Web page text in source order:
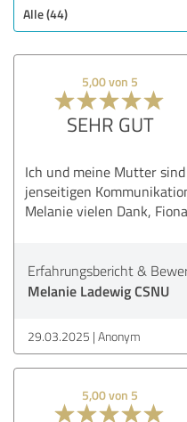
Qualität
Nutzen
Ausführung
Alle (44)
5,00 von 5
SEHR GUT
Ich und meine Mutter
jenseitigen
Melanie vielen Dank, Fiona
Erfahrungsbericht &
Melanie Ladewig CSNU
29.03.2025 Anonym
5,00 von 5